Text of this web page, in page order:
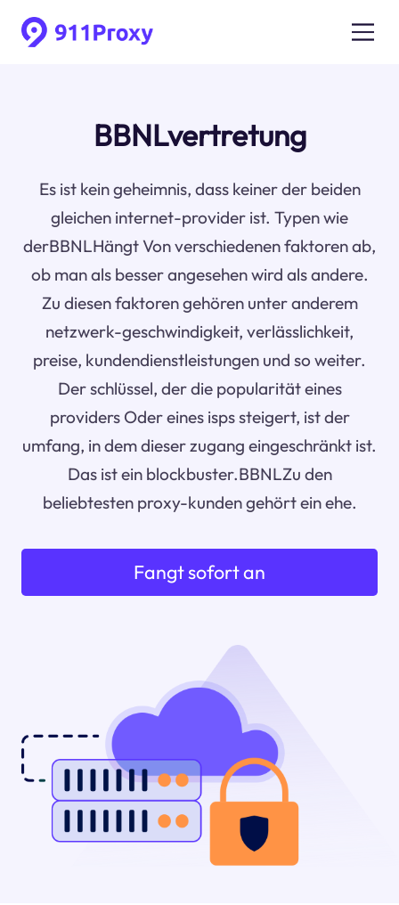
BBNLvertretung
Es ist kein geheimnis, dass keiner der beiden
gleichen internet-provider ist. Typen wie
derBBNLHängt Von verschiedenen faktoren ab,
ob man als besser angesehen wird als andere.
Zu diesen faktoren gehören unter anderem
netzwerk-geschwindigkeit, verlässlichkeit,
preise, kundendienstleistungen und so weiter.
Der schlüssel, der die popularität eines
providers Oder eines isps steigert, ist der
umfang, in dem dieser zugang eingeschränkt ist.
Das ist ein blockbuster.BBNLZu den
beliebtesten proxy-kunden gehört ein ehe.
Fangt sofort an